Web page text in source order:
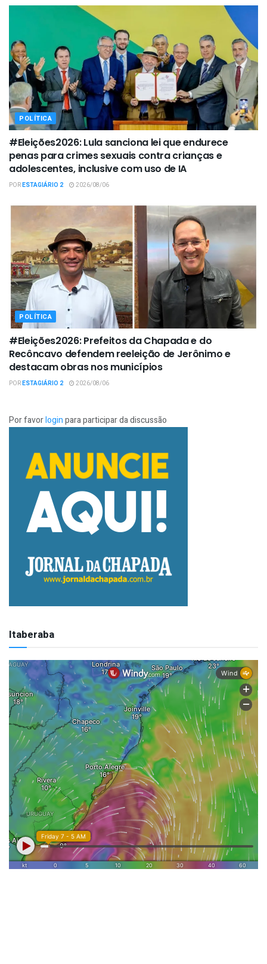
POLÍTICA
#Eleições2026: Lula sanciona lei que endurece
penas para crimes sexuais contra crianças e
adolescentes, inclusive com uso de IA
PORESTAGIÁRIO 2 2026/08/06
POLÍTICA
#Eleições2026: Prefeitos da Chapada e do
Recôncavo defendem reeleição de Jerônimo e
destacam obras nos municípios
PORESTAGIÁRIO 2 2026/08/06
Por favorloginpara participar da discussão
Itaberaba